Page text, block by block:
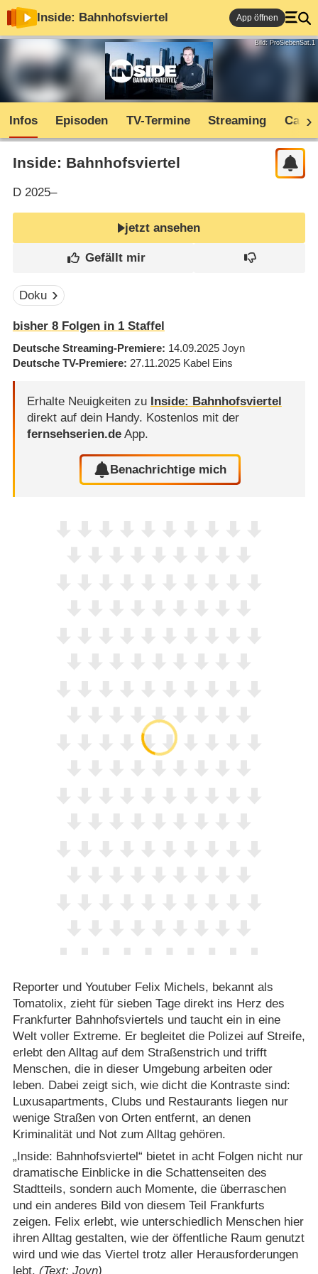
Inside: Bahnhofsviertel App öffnen
Bild: ProSiebenSat.1
Infos Episoden TV-Termine Streaming Cast
Inside: Bahnhofsviertel
D2025–
jetzt ansehen
Doku
bisher 8Folgen in 1Staffel
Deutsche Streaming-Premiere 14.09.2025 Joyn
Deutsche TV-Premiere 27.11.2025 Kabel Eins
Erhalte Neuigkeiten zu Inside: Bahnhofsviertel
direkt auf dein Handy. Kostenlos mit der
fernsehserien.deApp.
Benachrichtige mich
Reporter und Youtuber Felix Michels, bekannt als
Tomatolix, zieht für sieben Tage direkt ins Herz des
Frankfurter Bahnhofsviertels und taucht ein in eine
Welt voller Extreme. Er begleitet die Polizei auf Streife,
erlebt den Alltag auf dem Straßenstrich und trifft
Menschen, die in dieser Umgebung arbeiten oder
leben. Dabei zeigt sich, wie dicht die Kontraste sind:
Luxusapartments, Clubs und Restaurants liegen nur
wenige Straßen von Orten entfernt, an denen
Kriminalität und Not zum Alltag gehören.
„Inside: Bahnhofsviertel“ bietet in acht Folgen nicht nur
dramatische Einblicke in die Schattenseiten des
Stadtteils, sondern auch Momente, die überraschen
und ein anderes Bild von diesem Teil Frankfurts
zeigen. Felix erlebt, wie unterschiedlich Menschen hier
ihren Alltag gestalten, wie der öffentliche Raum genutzt
wird und wie das Viertel trotz aller Herausforderungen
lebt. (Text: Joyn)